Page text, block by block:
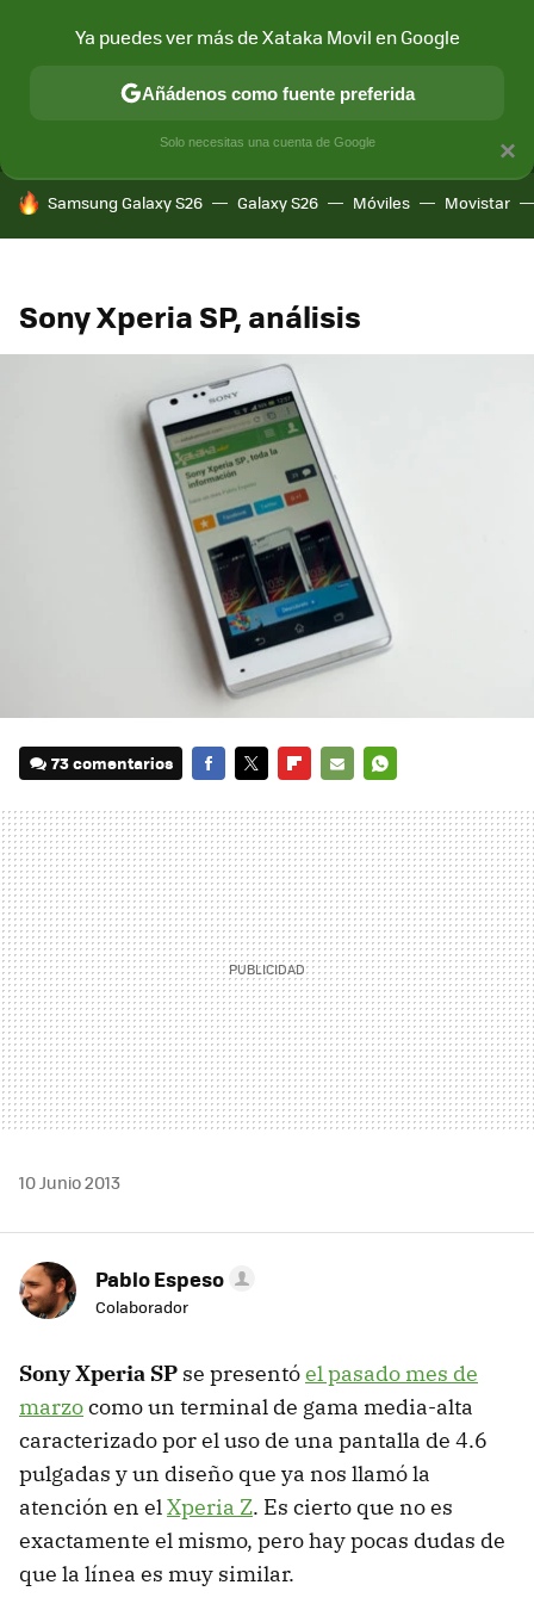
MÓVIL Y SOCIEDAD APLICACIONES
HOY SE HABLA DE
Samsung Galaxy S26 Galaxy S26 Móviles Movistar
Sony Xperia SP, análisis
73 comentarios
MAIL
10 Junio 2013
Pablo Espeso
Colaborador
Sony Xperia SP se presentóel pasado mes de
marzocomo un terminal de gama media-alta
caracterizado por el uso de una pantalla de 4.6
pulgadas y un diseño que ya nos llamó la
atención en elXperia Z. Es cierto que no es
exactamente el mismo, pero hay pocas dudas de
que la línea es muy similar.
×
Ya puedes ver más de Xataka Movil en Google
Añádenos como fuente preferida
Solo necesitas una cuenta de Google